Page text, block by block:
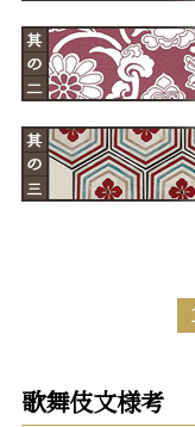
歌舞伎文様考